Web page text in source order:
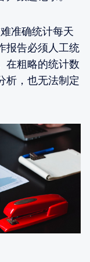
准确统计每天
报告必须人工统
在粗略的统计数
析，也无法制定